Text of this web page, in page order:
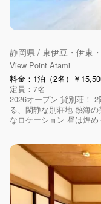
静岡県 / 東伊豆・伊東
View Point Atami
料金：1泊（2名）￥
定員：7名
2026オープン 貸別荘！
る、閑静な別荘地 熱海
なロケーション 昼は煌